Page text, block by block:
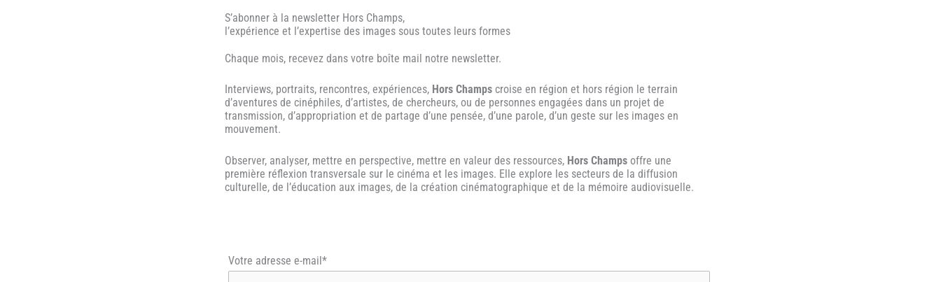
S’abonner à la newsletter Hors Champs,
l’expérience et l’expertise des images sous toutes leurs formes
Chaque mois, recevez dans votre boîte mail notre newsletter.
Interviews, portraits, rencontres, expériences, Hors Champscroise en région et hors région le terrain
d’aventures de cinéphiles, d’artistes, de chercheurs, ou de personnes engagées dans un projet de
transmission, d’appropriation et de partage d’une pensée, d’une parole, d’un geste sur les images en
mouvement.
Observer, analyser, mettre en perspective, mettre en valeur des ressources, Hors Champs offre une
première réflexion transversale sur le cinéma et les images. Elle explore les secteurs de la diffusion
culturelle, de l’éducation aux images, de la création cinématographique et de la mémoire audiovisuelle.
Votre adresse e-mail*